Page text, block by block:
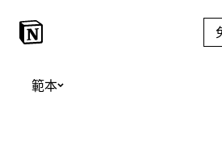
範本